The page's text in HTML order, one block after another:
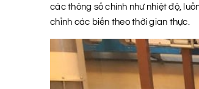
các thông số chính như nhiệt độ,
chỉnh các biến theo thời gian thực.